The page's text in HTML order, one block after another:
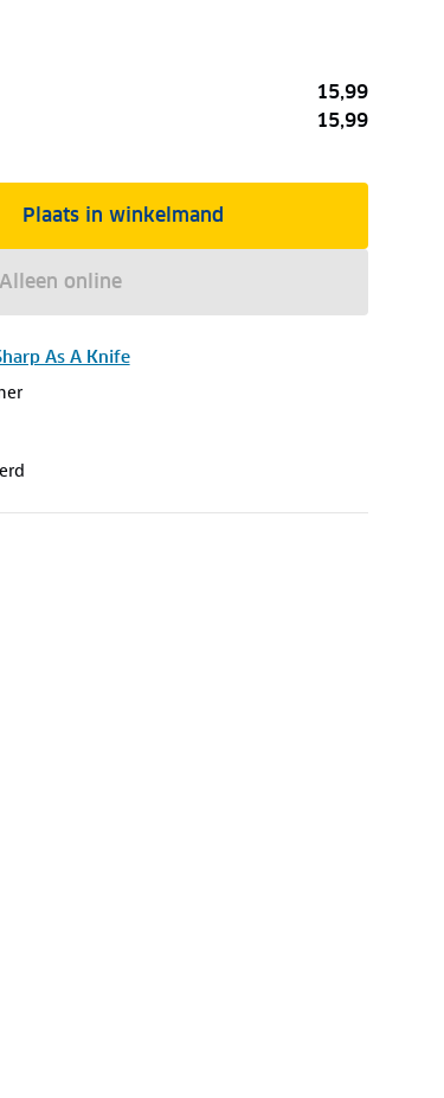
15,99
15,99
Plaats in winkelmand
Alleen online
As A Knife